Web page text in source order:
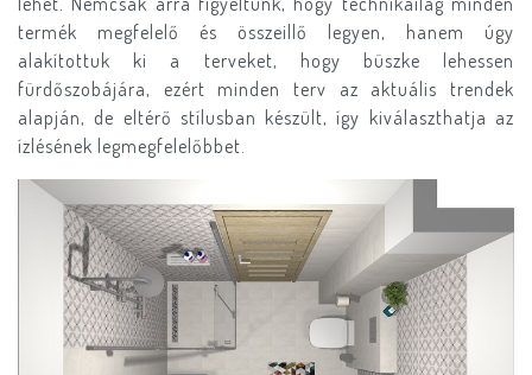
termék megfelelő és összeillő legyen, hanem úgy
alakítottuk ki a terveket, hogy büszke lehessen
fürdőszobájára, ezért minden terv az aktuális trendek
alapján, de eltérő stílusban készült, így kiválaszthatja az
ízlésének legmegfelelőbbet.